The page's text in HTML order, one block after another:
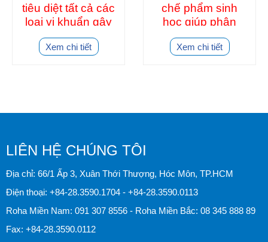
tiêu diệt tất cả các
loại vi khuẩn gây
bệnh: teo gan,
phân trắng, trống
Xem chi tiết
chế phẩm sinh
học giúp phân
hủy chất hữu cơ,
làm sạch nước ao
Xem chi tiết
LIÊN HỆ CHÚNG TÔI
Địa chỉ: 66/1 Ấp 3, Xuân Thới Thượng, Hóc Môn, TP.HCM
Điện thoại: +84-28.3590.1704 - +84-28.3590.0113
Roha Miền Nam: 091 307 8556 - Roha Miền Bắc: 08 345 888 89
Fax: +84-28.3590.0112